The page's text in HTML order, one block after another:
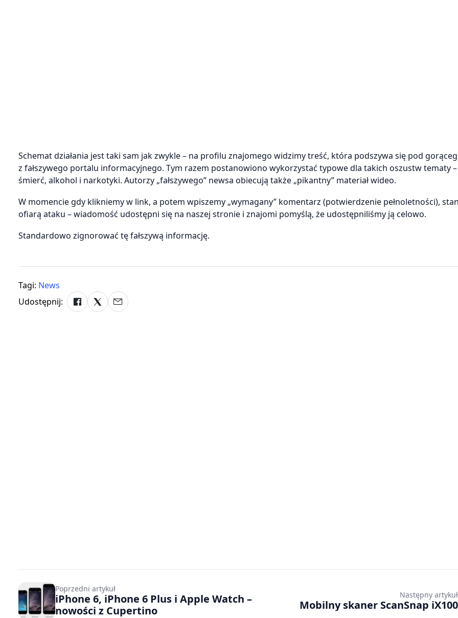
Schemat działania jest taki sam jak zwykle – na profilu znajomego widzimy treść, która podszywa się pod
z fałszywego portalu informacyjnego. Tym razem postanowiono wykorzystać typowe dla takich oszustw tematy –
śmierć, alkohol i narkotyki. Autorzy „fałszywego” newsa obiecują także „pikantny” materiał wideo.
W momencie gdy klikniemy w link, a potem wpiszemy „wymagany” komentarz (potwierdzenie pełnoletności),
ofiarą ataku – wiadomość udostępni się na naszej stronie i znajomi pomyślą, że udostępniliśmy ją celowo.
Standardowo zignorować tę fałszywą informację.
Tagi: News
Udostępnij:
Poprzedni artykuł
iPhone 6, iPhone 6 Plus i Apple Watch –
nowości z Cupertino
Następny artykuł
Mobilny skaner ScanSnap iX100